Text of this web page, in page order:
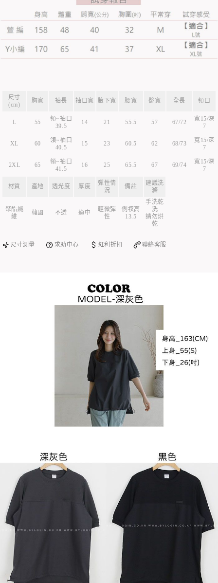
尺寸
(cm)
胸寬 袖長 袖口寬 腋下寬 腰寬 臀寬 全長 領口
L 55
領~袖口
39.5
14 21 55.5 57 67/72
寬15/深
7
XL 60
領~袖口
40.5
15 23 60.5 62 68/73
寬15/深
7
2XL 65
領~袖口
41.5
16 25 65.5 67 69/74
寬15/深
7
材質 產地 透光度 厚度
彈性情
況
備註
建議洗
滌
聚酯纖
維
韓國 不透 適中
輕微彈
性
側衩高
13.5
手洗乾
洗
請勿烘
乾
尺寸測量 求助中心 紅利折扣 聯絡客服